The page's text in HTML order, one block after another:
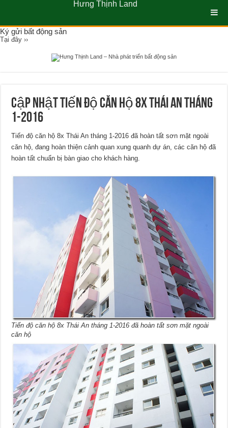
Ký gửi bất động sản
Tại đây ››
Cập nhật tiến độ căn hộ 8x Thái An tháng
1-2016
Tiến độ căn hộ 8x Thái An tháng 1-2016 đã hoàn tất sơn mặt ngoài
căn hộ, đang hoàn thiện cảnh quan xung quanh dự án, các căn hộ đã
hoàn tất chuẩn bị bàn giao cho khách hàng.
Tiến độ căn hộ 8x Thái An tháng 1-2016 đã hoàn tất sơn mặt ngoài
căn hộ
Hưng Thịnh Land